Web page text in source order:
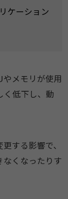
ケーション
メモリが使用
く低下し、動
する影響で、
なくなったりす